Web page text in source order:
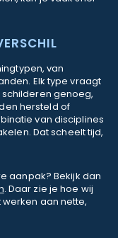
van
Elk type vraagt
genoeg,
hersteld of
van disciplines
Dat scheelt tijd,
aanpak? Bekijk dan
. Daar zie je hoe wij
aan nette,